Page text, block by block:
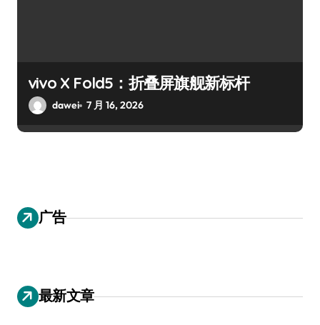
vivo X Fold5：折叠屏旗舰新标杆
dawei 7 月 16, 2026
广告
最新文章